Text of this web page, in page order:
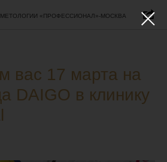
«ПРОФЕССИОНАЛ»-МОСКВА
вас 17 марта на
DAIGO в клинику